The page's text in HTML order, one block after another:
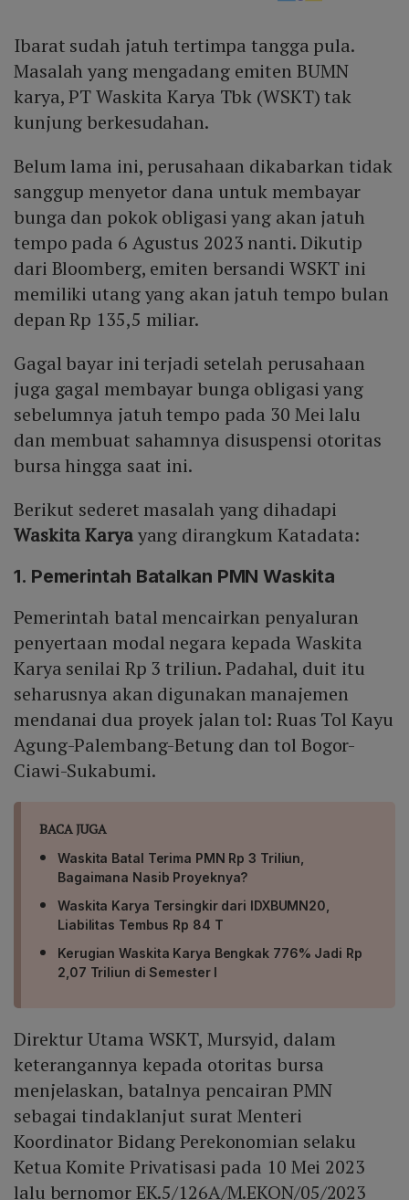
Ibarat sudah jatuh tertimpa tangga pula.
Masalah yang mengadang emiten BUMN
karya, PT Waskita Karya Tbk (WSKT) tak
kunjung berkesudahan.
Belum lama ini, perusahaan dikabarkan tidak
sanggup menyetor dana untuk membayar
bunga dan pokok obligasi yang akan jatuh
tempo pada 6 Agustus 2023 nanti. Dikutip
dari Bloomberg, emiten bersandi WSKT ini
memiliki utang yang akan jatuh tempo bulan
depan Rp 135,5 miliar.
Gagal bayar ini terjadi setelah perusahaan
juga gagal membayar bunga obligasi yang
sebelumnya jatuh tempo pada 30 Mei lalu
dan membuat sahamnya disuspensi otoritas
bursa hingga saat ini.
Berikut sederet masalah yang dihadapi
Waskita Karyayang dirangkum Katadata:
1. Pemerintah Batalkan PMN Waskita
Pemerintah batal mencairkan penyaluran
penyertaan modal negara kepada Waskita
Karya senilai Rp 3 triliun. Padahal, duit itu
seharusnya akan digunakan manajemen
mendanai dua proyek jalan tol: Ruas Tol Kayu
Agung-Palembang-Betung dan tol Bogor-
Ciawi-Sukabumi.
BACA JUGA
Waskita Batal Terima PMN Rp 3 Triliun,
Bagaimana Nasib Proyeknya?
Waskita Karya Tersingkir dari IDXBUMN20,
Liabilitas Tembus Rp 84 T
Kerugian Waskita Karya Bengkak 776% Jadi Rp
2,07 Triliun di Semester I
Direktur Utama WSKT, Mursyid, dalam
keterangannya kepada otoritas bursa
menjelaskan, batalnya pencairan PMN
sebagai tindaklanjut surat Menteri
Koordinator Bidang Perekonomian selaku
Ketua Komite Privatisasi pada 10 Mei 2023
lalu bernomor EK.5/126A/M.EKON/05/2023